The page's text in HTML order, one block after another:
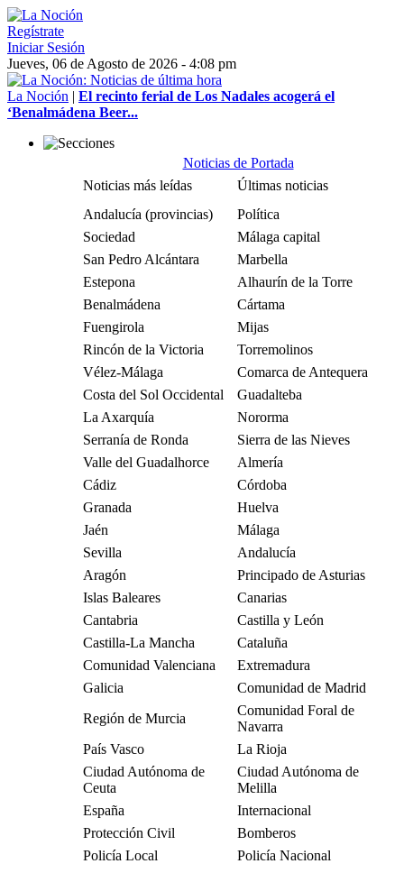
Regístrate
Iniciar Sesión
Jueves, 06 de Agosto de 2026 - 4:08 pm
La Noción | El recinto ferial de Los Nadales acogerá el
‘Benalmádena Beer...
Noticias de Portada
Noticias más leídas
Últimas noticias
Andalucía (provincias)
Política
Sociedad
Málaga capital
San Pedro Alcántara
Marbella
Estepona
Alhaurín de la Torre
Benalmádena
Cártama
Fuengirola
Mijas
Rincón de la Victoria
Torremolinos
Vélez-Málaga
Comarca de Antequera
Costa del Sol Occidental
Guadalteba
La Axarquía
Nororma
Serranía de Ronda
Sierra de las Nieves
Valle del Guadalhorce
Almería
Cádiz
Córdoba
Granada
Huelva
Jaén
Málaga
Sevilla
Andalucía
Aragón
Principado de Asturias
Islas Baleares
Canarias
Cantabria
Castilla y León
Castilla-La Mancha
Cataluña
Comunidad Valenciana
Extremadura
Galicia
Comunidad de Madrid
Región de Murcia
Comunidad Foral de
Navarra
País Vasco
La Rioja
Ciudad Autónoma de
Ceuta
Ciudad Autónoma de
Melilla
España
Internacional
Protección Civil
Bomberos
Policía Local
Policía Nacional